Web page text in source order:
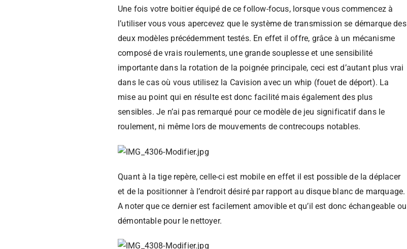
Une fois votre boitier équipé de ce follow-focus, lorsque vous commencez à
l’utiliser vous vous apercevez que le système de transmission se démarque des
deux modèles précédemment testés. En effet il offre, grâce à un mécanisme
composé de vrais roulements, une grande souplesse et une sensibilité
importante dans la rotation de la poignée principale, ceci est d’autant plus vrai
dans le cas où vous utilisez la Cavision avec un whip (fouet de déport). La
mise au point qui en résulte est donc facilité mais également des plus
sensibles. Je n’ai pas remarqué pour ce modèle de jeu significatif dans le
roulement, ni même lors de mouvements de contrecoups notables.
Quant à la tige repère, celle-ci est mobile en effet il est possible de la déplacer
et de la positionner à l’endroit désiré par rapport au disque blanc de marquage.
A noter que ce dernier est facilement amovible et qu’il est donc échangeable ou
démontable pour le nettoyer.